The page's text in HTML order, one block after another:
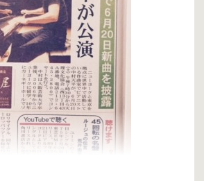
内に街自体の規模も2倍どころか何倍も差がある事
ーして数々のTVに出演させて頂いてとしていく内
事をいくつも感じました。
社、芸能事務所、広告代理店、全国展開していく
が東京に集中していて(例外ももちろんあります)関
のです。
理的にチャンスを掴めない事ばかりだったのです。
20世紀のNYCの様に才能のある人は行くべき場所
掴めるのです。
規模の差を大きく感じる反面、益々大阪と関西の良
地元愛が強くなりました。
一番素晴らしいと今も思っています。